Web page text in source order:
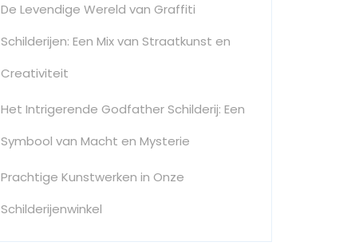
De Levendige Wereld van Graffiti
Schilderijen: Een Mix van Straatkunst en
Creativiteit
Het Intrigerende Godfather Schilderij: Een
Symbool van Macht en Mysterie
Prachtige Kunstwerken in Onze
Schilderijenwinkel